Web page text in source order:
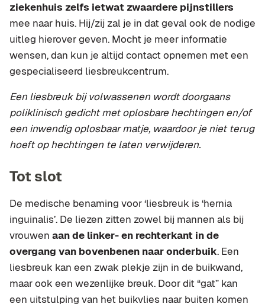
ziekenhuis zelfs ietwat zwaardere pijnstillers
mee naar huis. Hij/zij zal je in dat geval ook de nodige
uitleg hierover geven. Mocht je meer informatie
wensen, dan kun je altijd contact opnemen met een
gespecialiseerd liesbreukcentrum.
Een liesbreuk bij volwassenen wordt doorgaans
poliklinisch gedicht met oplosbare hechtingen en/of
een inwendig oplosbaar matje, waardoor je niet terug
hoeft op hechtingen te laten verwijderen.
Tot slot
De medische benaming voor ‘liesbreuk is ‘hernia
inguinalis’. De liezen zitten zowel bij mannen als bij
vrouwen aan de linker- en rechterkant in de
overgang van bovenbenen naar onderbuik. Een
liesbreuk kan een zwak plekje zijn in de buikwand,
maar ook een wezenlijke breuk. Door dit “gat” kan
een uitstulping van het buikvlies naar buiten komen